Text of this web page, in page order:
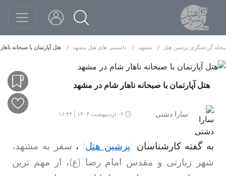
مجله گردشگری پرشین هتل مشهد دانستنی های هتل مشهد هتل آپارتمان با صبحانه
هتل آپارتمان با صبحانه ناهار شام در مشهد
سارا دشتی ۰۲ اردیبهشت ۱۴۰۴ | ۱۶:۴۴
به گفته کارشناسان پرشین هتل ، سفر به مشهد،
شهر زیارتی و مقدس امام رضا (ع)، از مهم ترین